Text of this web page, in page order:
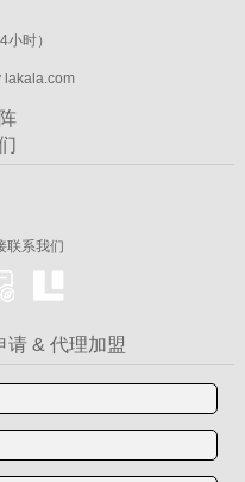
时）
lakala.com
联系我们
请 & 代理加盟